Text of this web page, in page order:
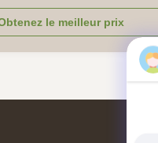
with a long forged oval eye to fit
like heavy insulators and
cables. Made from high-strength
le meilleur prix